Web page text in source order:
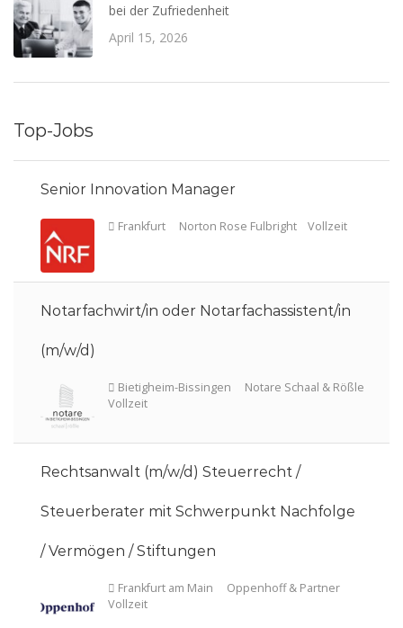
bei der Zufriedenheit
April 15, 2026
Top-Jobs
Senior Innovation Manager
Frankfurt
Notarfachwirt/in oder Notarfachassistent/in
(m/w/d)
Rechtsanwalt (m/w/d) Steuerrecht /
Steuerberater mit Schwerpunkt Nachfolge
/ Vermögen / Stiftungen